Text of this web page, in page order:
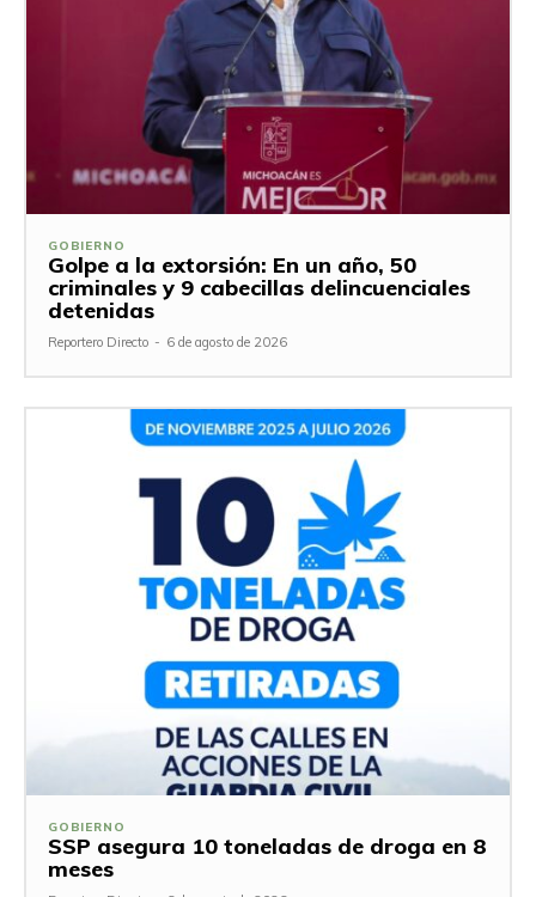
GOBIERNO
Golpe a la extorsión: En un año, 50
criminales y 9 cabecillas delincuenciales
detenidas
Reportero Directo - 6 de agosto de 2026
GOBIERNO
SSP asegura 10 toneladas de droga en 8
meses